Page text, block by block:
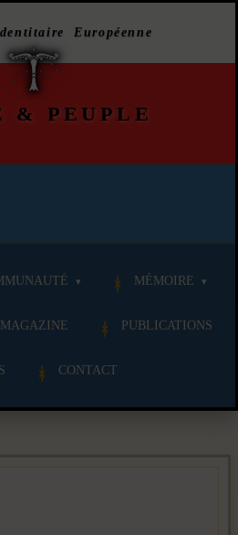
Européenne
& PEUPLE
MÉMOIRE
MAGAZINE PUBLICATIONS
CONTACT